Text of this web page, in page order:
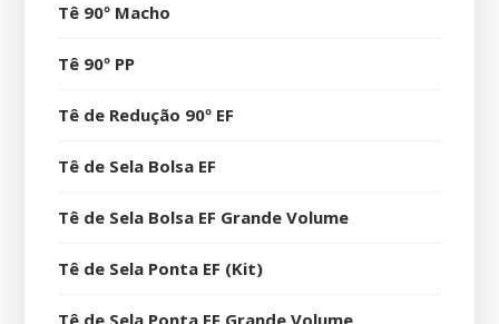
Tê 90º Macho
Tê 90º PP
Tê de Redução 90º EF
Tê de Sela Bolsa EF
Tê de Sela Bolsa EF Grande Volume
Tê de Sela Ponta EF (Kit)